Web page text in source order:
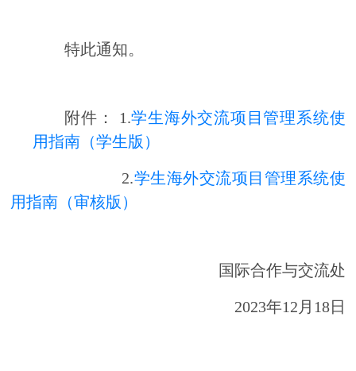
特此通知。
附件： 1.学生海外交流项目管理系统使
用指南（学生版）
2.学生海外交流项目管理系统使
用指南（审核版）
国际合作与交流处
2023年12月18日